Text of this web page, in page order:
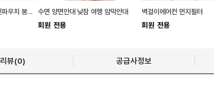
벨벳 1구 만년필파우치 펜파우치 봉제 선물 펜슬 수면 양면안대 낮잠 여행 암막안대
회원 전용
벽걸이에어컨 먼지필터
회원 전용
리뷰(0) 공급사정보